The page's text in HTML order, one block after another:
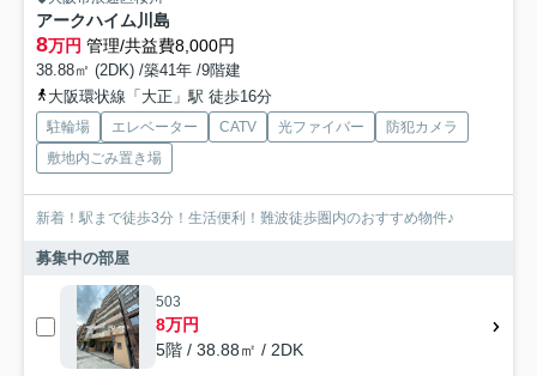
アークハイム川島
8万円 管理/共益費8,000円
38.88㎡ (2DK) /築41年 /9階建
大阪環状線「大正」駅 徒歩16分
駐輪場 エレベーター CATV 光ファイバー
防犯カメラ
敷地内ごみ置き場
新着！駅まで徒歩3分！生活便利！難波徒歩圏内のおすすめ物件♪
募集中の部屋
503
8万円
5階 / 38.88㎡ / 2DK